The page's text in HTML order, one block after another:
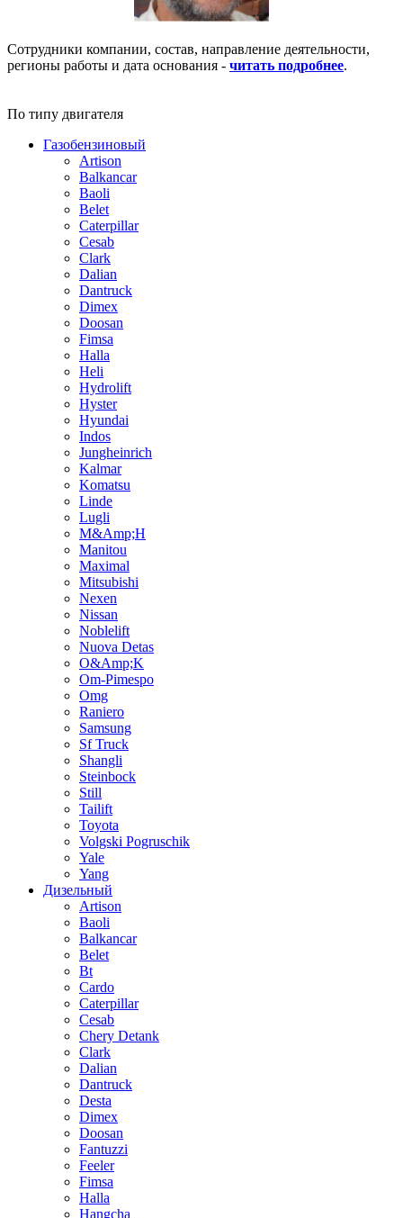
Сотрудники компании, состав, направление деятельности,
регионы работы и дата основания - читать подробнее.
По типу двигателя
Газобензиновый
Artison
Balkancar
Baoli
Belet
Caterpillar
Cesab
Clark
Dalian
Dantruck
Dimex
Doosan
Fimsa
Halla
Heli
Hydrolift
Hyster
Hyundai
Indos
Jungheinrich
Kalmar
Komatsu
Linde
Lugli
M&Amp;H
Manitou
Maximal
Mitsubishi
Nexen
Nissan
Noblelift
Nuova Detas
O&Amp;K
Om-Pimespo
Omg
Raniero
Samsung
Sf Truck
Shangli
Steinbock
Still
Tailift
Toyota
Volgski Pogruschik
Yale
Yang
Дизельный
Artison
Baoli
Balkancar
Belet
Bt
Cardo
Caterpillar
Cesab
Chery Detank
Clark
Dalian
Dantruck
Desta
Dimex
Doosan
Fantuzzi
Feeler
Fimsa
Halla
Hangcha